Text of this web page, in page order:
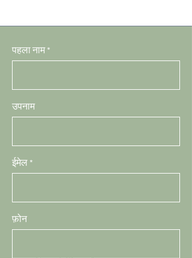
पहला नाम
उपनाम
ईमेल
फ़ोन